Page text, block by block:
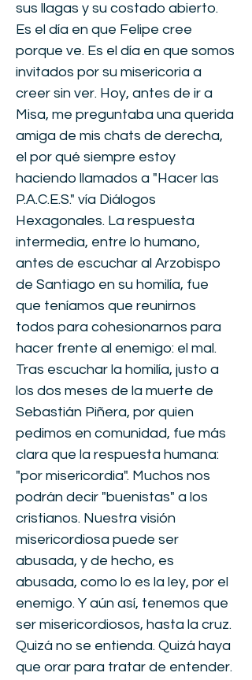
sus llagas y su costado abierto.
Es el día en que Felipe cree
porque ve. Es el día en que somos
invitados por su misericoria a
creer sin ver. Hoy, antes de ir a
Misa, me preguntaba una querida
amiga de mis chats de derecha,
el por qué siempre estoy
haciendo llamados a "Hacer las
P.A.C.E.S." vía Diálogos
Hexagonales. La respuesta
intermedia, entre lo humano,
antes de escuchar al Arzobispo
de Santiago en su homilía, fue
que teníamos que reunirnos
todos para cohesionarnos para
hacer frente al enemigo: el mal.
Tras escuchar la homilía, justo a
los dos meses de la muerte de
Sebastián Piñera, por quien
pedimos en comunidad, fue más
clara que la respuesta humana:
"por misericordia". Muchos nos
podrán decir "buenistas" a los
cristianos. Nuestra visión
misericordiosa puede ser
abusada, y de hecho, es
abusada, como lo es la ley, por el
enemigo. Y aún así, tenemos que
ser misericordiosos, hasta la cruz.
Quizá no se entienda. Quizá haya
que orar para tratar de entender.